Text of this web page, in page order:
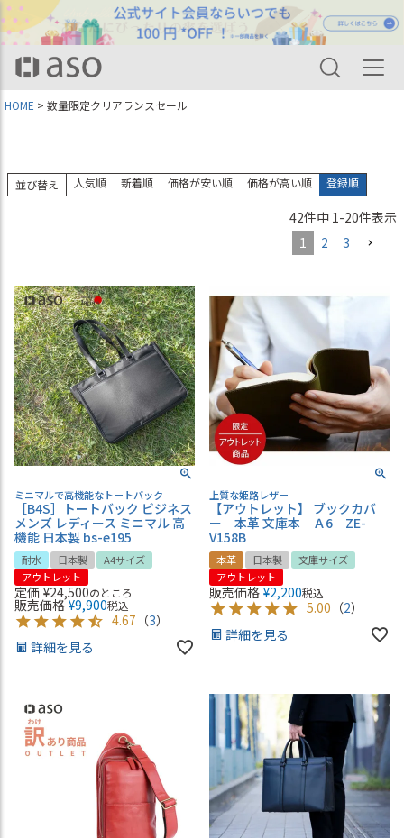
HOME 数量限定クリアランスセール
並び替え 人気順 新着順 価格が安い順 価格が高い順 登録順
42件中 1-20件表示
1
2 3
ミニマルで高機能なトートバック
［B4S］トートバック ビジネス
メンズ レディース ミニマル 高
機能 日本製 bs-e195
耐水 日本製
A4サイズ
アウトレット
定価 ¥24,500のところ
販売価格 ¥9,900税込
4.67 （3）
詳細を見る
上質な姫路レザー
【アウトレット】 ブックカバ
ー 本革 文庫本 Ａ6 ZE-
V158B
本革 日本製
文庫サイズ
アウトレット
販売価格 ¥2,200税込
5.00 （2）
詳細を見る